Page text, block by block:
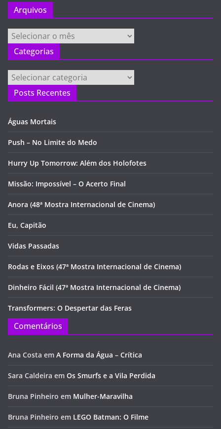
Arquivos
Arquivos
Categorias
Categorias
Posts Recentes
Águas Mortais
Push – No Limite do Medo
Hurry Up Tomorrow: Além dos Holofotes
Missão: Impossível – O Acerto Final
Anora (48ª Mostra Internacional de Cinema)
Eu, Capitão
Vidas Passadas
Rodas e Eixos (47ª Mostra Internacional de Cinema)
Dinheiro Fácil (47ª Mostra Internacional de Cinema)
Transformers: O Despertar das Feras
Comentários
Ana Costa em A Forma da Água – Crítica
Sara Caldeira em Os Smurfs e a Vila Perdida
Bruna Pinheiro em Mulher-Maravilha
Bruna Pinheiro em LEGO Batman: O Filme